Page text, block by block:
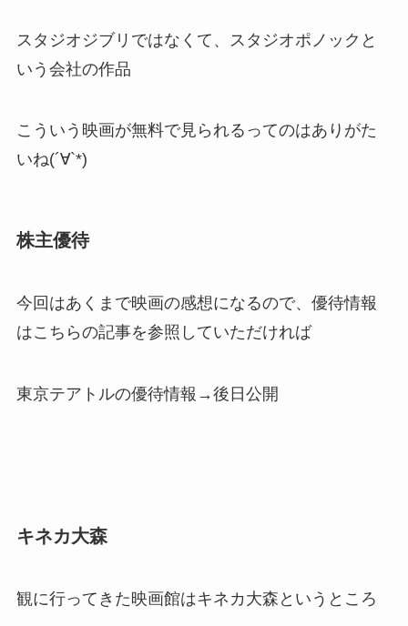
スタジオジブリではなくて、スタジオポノックと
いう会社の作品
こういう映画が無料で見られるってのはありがた
いね(´∀`*)
株主優待
今回はあくまで映画の感想になるので、優待情報
はこちらの記事を参照していただければ
東京テアトルの優待情報→後日公開
キネカ大森
観に行ってきた映画館はキネカ大森というところ